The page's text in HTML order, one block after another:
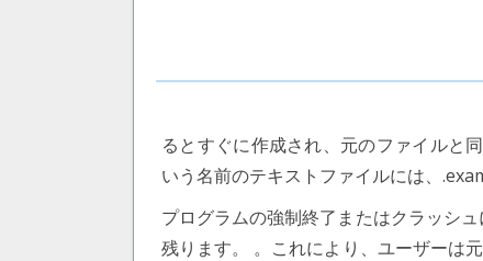
るとすぐに作成され、元のファイルと
いう名前のテキストファイルには、
プログラムの強制終了またはクラッシ
残ります。 。これにより、ユーザーは